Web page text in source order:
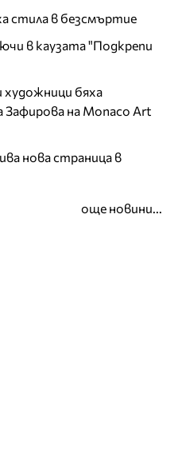
стила в безсмъртие
в каузата "Подкрепи
художници бяха
Зафирова на Monaco Art
нова страница в
още новини...